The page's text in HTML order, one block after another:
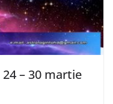
24 – 30 martie